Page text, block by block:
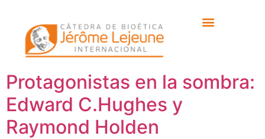
Etiqueta: Raymond
Holden
Protagonistas en la sombra:
Edward C.Hughes y
Raymond Holden